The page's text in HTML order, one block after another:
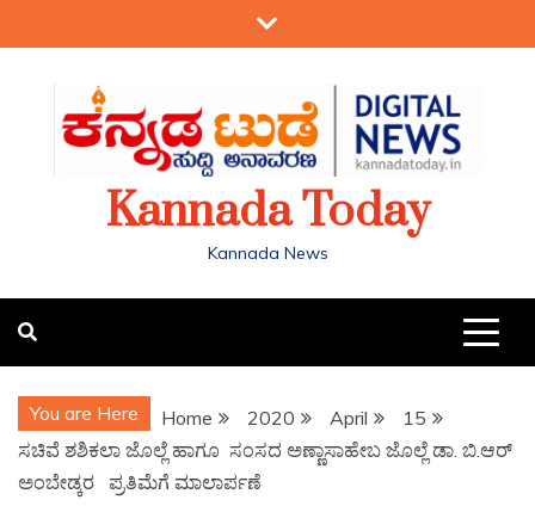
Kannada Today
Kannada News
You are Here Home 2020 April
15
ಸಚಿವೆ ಶಶಿಕಲಾ ಜೊಲ್ಲೆ ಹಾಗೂ ಸಂಸದ ಅಣ್ಣಾಸಾಹೇಬ ಜೊಲ್ಲೆ ಡಾ. ಬಿ.ಆರ್
ಅಂಬೇಡ್ಕರ ಪ್ರತಿಮೆಗೆ ಮಾಲಾರ್ಪಣೆ